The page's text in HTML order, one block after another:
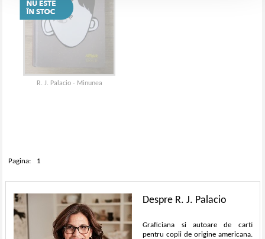
R. J. Palacio - Minunea
Pagina: 1
Despre R. J. Palacio
Graficiana si autoare de carti
pentru copii de origine americana.